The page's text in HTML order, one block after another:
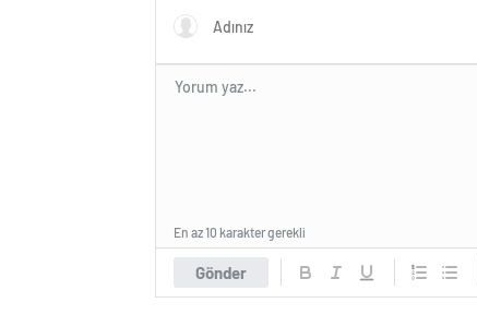
Gönder
En az 10 karakter gerekli